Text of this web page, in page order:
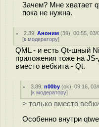
Зачем? Мне хватает
пока не нужна.
2.39 ,Аноним (39), 00:55, 03/
[к модератору]
QML - и есть Qt-шный
приложения тоже на
вместо вебкита - Qt.
3.89 ,n00by (ok), 09:16,
[к модератору]
> только вместо
Особенно внутри